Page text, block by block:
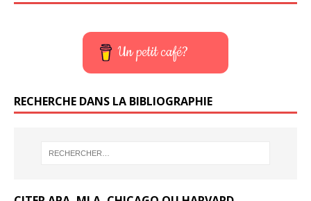
Un petit café?
RECHERCHE DANS LA BIBLIOGRAPHIE